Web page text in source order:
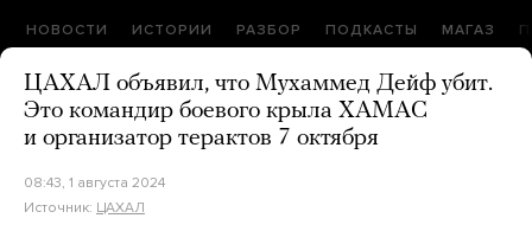
НОВОСТИ ИСТОРИИ РАЗБОР ПОДКАСТЫ МАГАЗ
ЦАХАЛ объявил, что Мухаммед Дейф убит.
Это командир боевого крыла ХАМАС
и организатор терактов 7 октября
08:43, 1 августа 2024
Источник: ЦАХАЛ